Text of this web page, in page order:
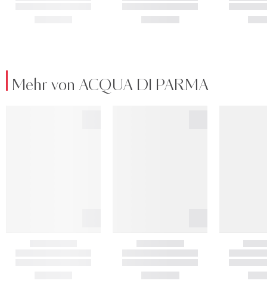
Mehr von ACQUA DI PARMA